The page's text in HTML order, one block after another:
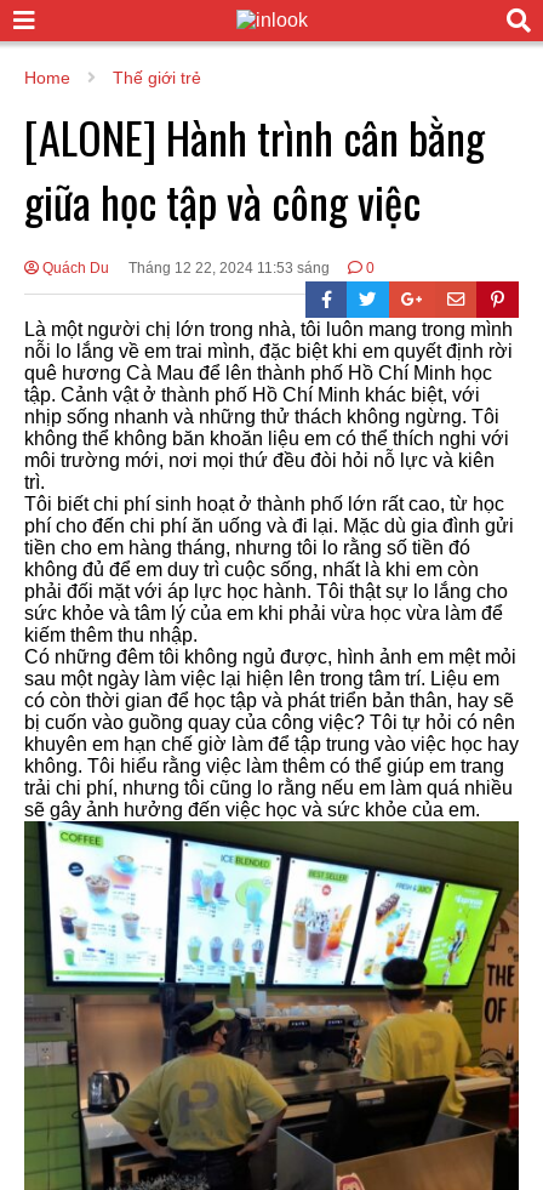
Home Thế giới trẻ
[ALONE] Hành trình cân bằng
giữa học tập và công việc
Quách Du Tháng 12 22, 2024 11:53 sáng 0
Là một người chị lớn trong nhà, tôi luôn mang trong mình
nỗi lo lắng về em trai mình, đặc biệt khi em quyết định rời
quê hương Cà Mau để lên thành phố Hồ Chí Minh học
tập. Cảnh vật ở thành phố Hồ Chí Minh khác biệt, với
nhịp sống nhanh và những thử thách không ngừng. Tôi
không thể không băn khoăn liệu em có thể thích nghi với
môi trường mới, nơi mọi thứ đều đòi hỏi nỗ lực và kiên
trì.
Tôi biết chi phí sinh hoạt ở thành phố lớn rất cao, từ học
phí cho đến chi phí ăn uống và đi lại. Mặc dù gia đình gửi
tiền cho em hàng tháng, nhưng tôi lo rằng số tiền đó
không đủ để em duy trì cuộc sống, nhất là khi em còn
phải đối mặt với áp lực học hành. Tôi thật sự lo lắng cho
sức khỏe và tâm lý của em khi phải vừa học vừa làm để
kiếm thêm thu nhập.
Có những đêm tôi không ngủ được, hình ảnh em mệt mỏi
sau một ngày làm việc lại hiện lên trong tâm trí. Liệu em
có còn thời gian để học tập và phát triển bản thân, hay sẽ
bị cuốn vào guồng quay của công việc? Tôi tự hỏi có nên
khuyên em hạn chế giờ làm để tập trung vào việc học hay
không. Tôi hiểu rằng việc làm thêm có thể giúp em trang
trải chi phí, nhưng tôi cũng lo rằng nếu em làm quá nhiều
sẽ gây ảnh hưởng đến việc học và sức khỏe của em.